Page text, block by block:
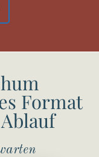
Format